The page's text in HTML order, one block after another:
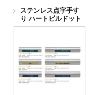
ステンレス点字手す
り ハートビルドット